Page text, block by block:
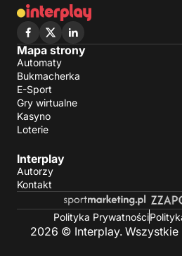
Mapa strony
Automaty
Bukmacherka
E-Sport
Gry wirtualne
Kasyno
Loterie
Interplay
Autorzy
Kontakt
Polityka Prywatności
2026 © Interplay.